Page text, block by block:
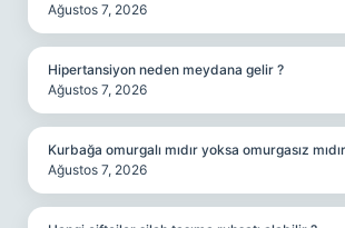
Ağustos 7, 2026
Hipertansiyon neden meydana gelir ?
Ağustos 7, 2026
Kurbağa omurgalı mıdır yoksa omurgasız
Ağustos 7, 2026